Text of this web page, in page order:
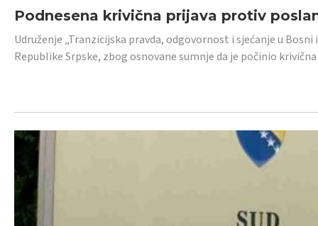
Podnesena krivična prijava protiv
Udruženje „Tranzicijska pravda, odgovornost i sjećanje u
Republike Srpske, zbog osnovane sumnje da je počinio